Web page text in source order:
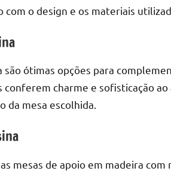
seu
com
únicas.
Nosso
conteúdo
focado
apresentar
o design e os materiais
ótimas opções para
charme e sofisticação
da mesa escolhida.
mesas de apoio em madeira com